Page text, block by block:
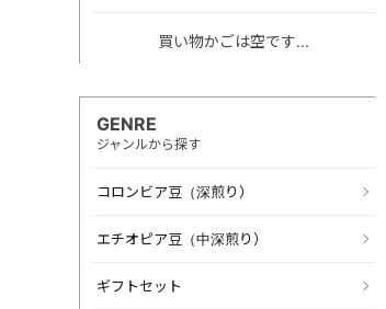
買い物かごは空です...
GENRE
ジャンルから探す
コロンビア豆（深煎り）
エチオピア豆（中深煎り）
ギフトセット